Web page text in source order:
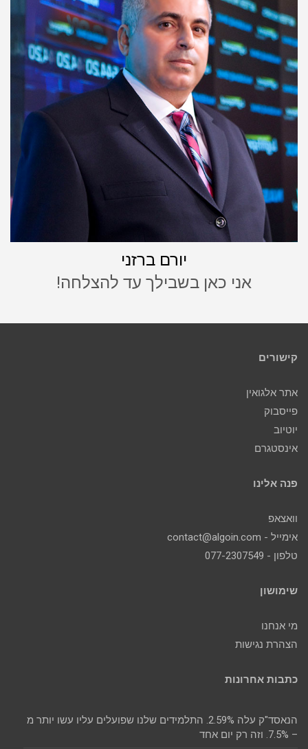
יורם ברזני
אני כאן בשבילך עד להצלחה!
קישורים
אתר אלגואין
פייסבוק
יוטיוב
אינסטגרם
פנה אלינו
וואצאפ
אימייל - contact@algoin.com
טלפון - 077-2307549
שימושון
מי אנחנו
הצהרת נגישות
כתבות אחרונות
הנאסד"ק עלה 2.59%. התלמידים שלנו שפועלים עליו עשו יותר מ
– 7.5%. וזה רק יום אחד